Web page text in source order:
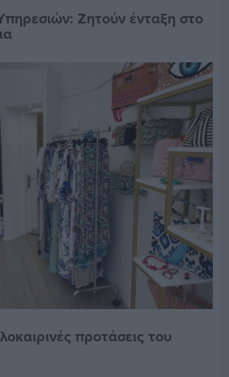
Ζητούν ένταξη στο
προτάσεις του